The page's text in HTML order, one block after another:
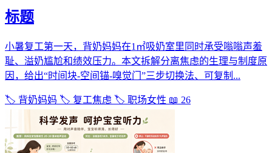
标题
小暑复工第一天，背奶妈妈在1㎡吸奶室里同时承受嗡嗡声羞
耻、溢奶尴尬和绩效压力。本文拆解分离焦虑的生理与制度原
因，给出“时间块-空间锚-嗅觉门”三步切换法、可复制...
🏷️ 背奶妈妈 🏷️ 复工焦虑 🏷️ 职场女性 📖 26